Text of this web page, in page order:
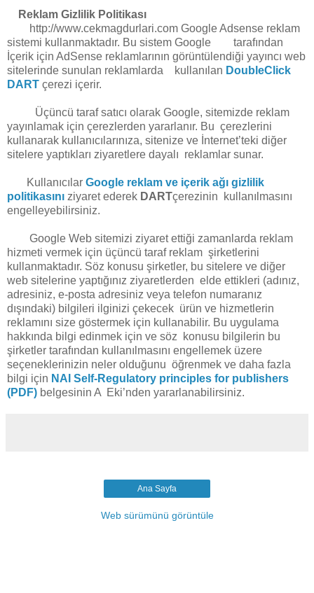
Reklam Gizlilik Politikası
http://www.cekmagdurlari.com Google Adsense reklam
sistemi kullanmaktadır. Bu sistem Google tarafından
İçerik için AdSense reklamlarının görüntülendiği yayıncı web
sitelerinde sunulan reklamlarda kullanılan DoubleClick
DART çerezi içerir.
Üçüncü taraf satıcı olarak Google, sitemizde reklam
yayınlamak için çerezlerden yararlanır. Bu çerezlerini
kullanarak kullanıcılarınıza, sitenize ve İnternet’teki diğer
sitelere yaptıkları ziyaretlere dayalı reklamlar sunar.
Kullanıcılar Google reklam ve içerik ağı gizlilik
politikasını ziyaret ederek DARTçerezinin kullanılmasını
engelleyebilirsiniz.
Google Web sitemizi ziyaret ettiği zamanlarda reklam
hizmeti vermek için üçüncü taraf reklam şirketlerini
kullanmaktadır. Söz konusu şirketler, bu sitelere ve diğer
web sitelerine yaptığınız ziyaretlerden elde ettikleri (adınız,
adresiniz, e-posta adresiniz veya telefon numaranız
dışındaki) bilgileri ilginizi çekecek ürün ve hizmetlerin
reklamını size göstermek için kullanabilir. Bu uygulama
hakkında bilgi edinmek için ve söz konusu bilgilerin bu
şirketler tarafından kullanılmasını engellemek üzere
seçeneklerinizin neler olduğunu öğrenmek ve daha fazla
bilgi için NAI Self-Regulatory principles for publishers
(PDF) belgesinin A Eki’nden yararlanabilirsiniz.
Ana Sayfa
Web sürümünü görüntüle